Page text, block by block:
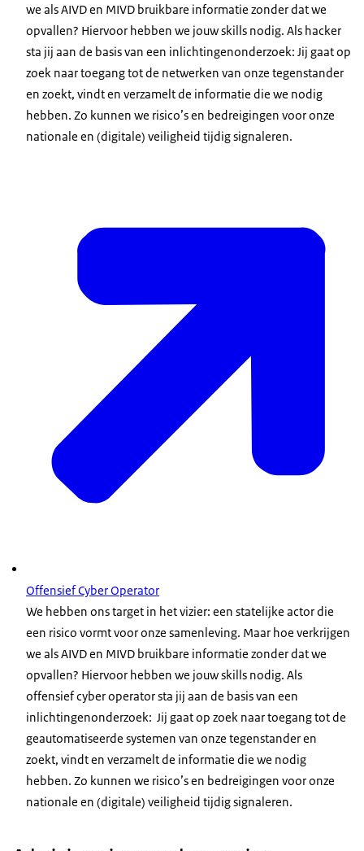
we als AIVD en MIVD bruikbare informatie zonder dat we
opvallen? Hiervoor hebben we jouw skills nodig. Als hacker
sta jij aan de basis van een inlichtingenonderzoek: Jij gaat op
zoek naar toegang tot de netwerken van onze tegenstander
en zoekt, vindt en verzamelt de informatie die we nodig
hebben. Zo kunnen we risico’s en bedreigingen voor onze
nationale en (digitale) veiligheid tijdig signaleren.
Offensief Cyber Operator
We hebben ons target in het vizier: een statelijke actor die
een risico vormt voor onze samenleving. Maar hoe verkrijgen
we als AIVD en MIVD bruikbare informatie zonder dat we
opvallen? Hiervoor hebben we jouw skills nodig. Als
offensief cyber operator sta jij aan de basis van een
inlichtingenonderzoek: Jij gaat op zoek naar toegang tot de
geautomatiseerde systemen van onze tegenstander en
zoekt, vindt en verzamelt de informatie die we nodig
hebben. Zo kunnen we risico’s en bedreigingen voor onze
nationale en (digitale) veiligheid tijdig signaleren.